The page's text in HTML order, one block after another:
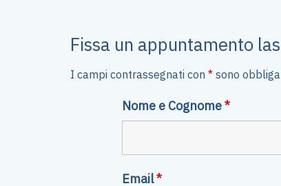
Fissa un appuntamento
I campi contrassegnati con * sono
Nome e Cognome*
Email*